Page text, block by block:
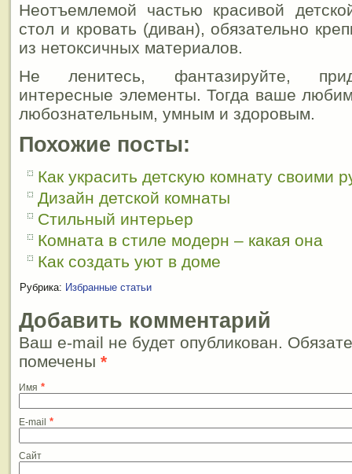
Неотъемлемой частью красивой
стол и кровать (диван), обязательно
из нетоксичных материалов.
Не ленитесь, фантазируйте,
интересные элементы. Тогда ваше
любознательным, умным и здоровым.
Похожие посты:
Как украсить детскую комнату своими
Дизайн детской комнаты
Стильный интерьер
Комната в стиле модерн – какая она
Как создать уют в доме
Рубрика: Избранные статьи
Добавить комментарий
Ваш e-mail не будет опубликован.
помечены *
Имя *
E-mail *
Сайт